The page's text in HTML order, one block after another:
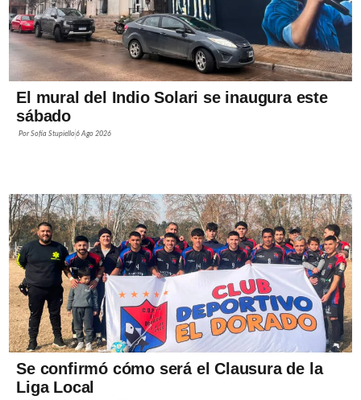
El mural del Indio Solari se inaugura este
sábado
PorSofía Stupiello6 Ago 2026
Se confirmó cómo será el Clausura de la
Liga Local